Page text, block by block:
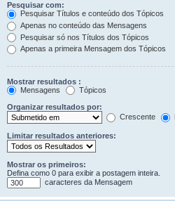
Pesquisar com:
Pesquisar Títulos e conteúdo dos Tópicos
Apenas no conteúdo das Mensagens
Pesquisar só nos Títulos dos Tópicos
Apenas a primeira Mensagem dos Tópicos
Mostrar resultados :
Mensagens
Tópicos
Organizar resultados por:
Crescente
Limitar resultados anteriores:
Mostrar os primeiros:
Defina como 0 para exibir a postagem inteira.
caracteres da Mensagem